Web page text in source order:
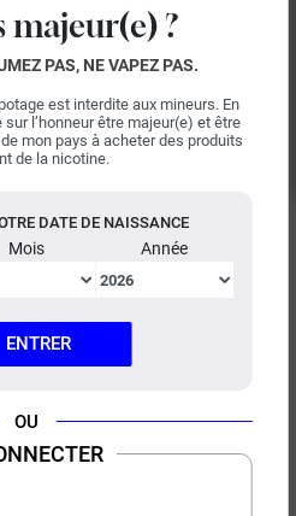
majeur(e) ?
PAS, NE VAPEZ PAS.
est interdite aux mineurs. En
l’honneur être majeur(e) et être
mon pays à acheter des produits
de la nicotine.
DATE DE NAISSANCE
Mois Année
ENTRER
OU